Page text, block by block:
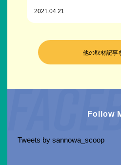
2021.04.21
他の取材記事
Follow
Tweets by sannowa_scoop